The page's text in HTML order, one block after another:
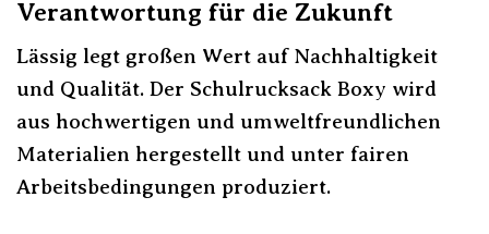
Verantwortung für die Zukunft
Lässig legt großen Wert auf Nachhaltigkeit
und Qualität. Der Schulrucksack Boxy wird
aus hochwertigen und umweltfreundlichen
Materialien hergestellt und unter fairen
Arbeitsbedingungen produziert.